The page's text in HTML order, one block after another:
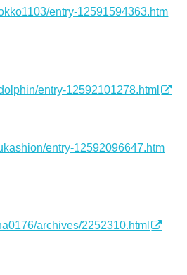
entry-12591594363.htm
entry-12592101278.html
entry-12592096647.htm
archives/2252310.html